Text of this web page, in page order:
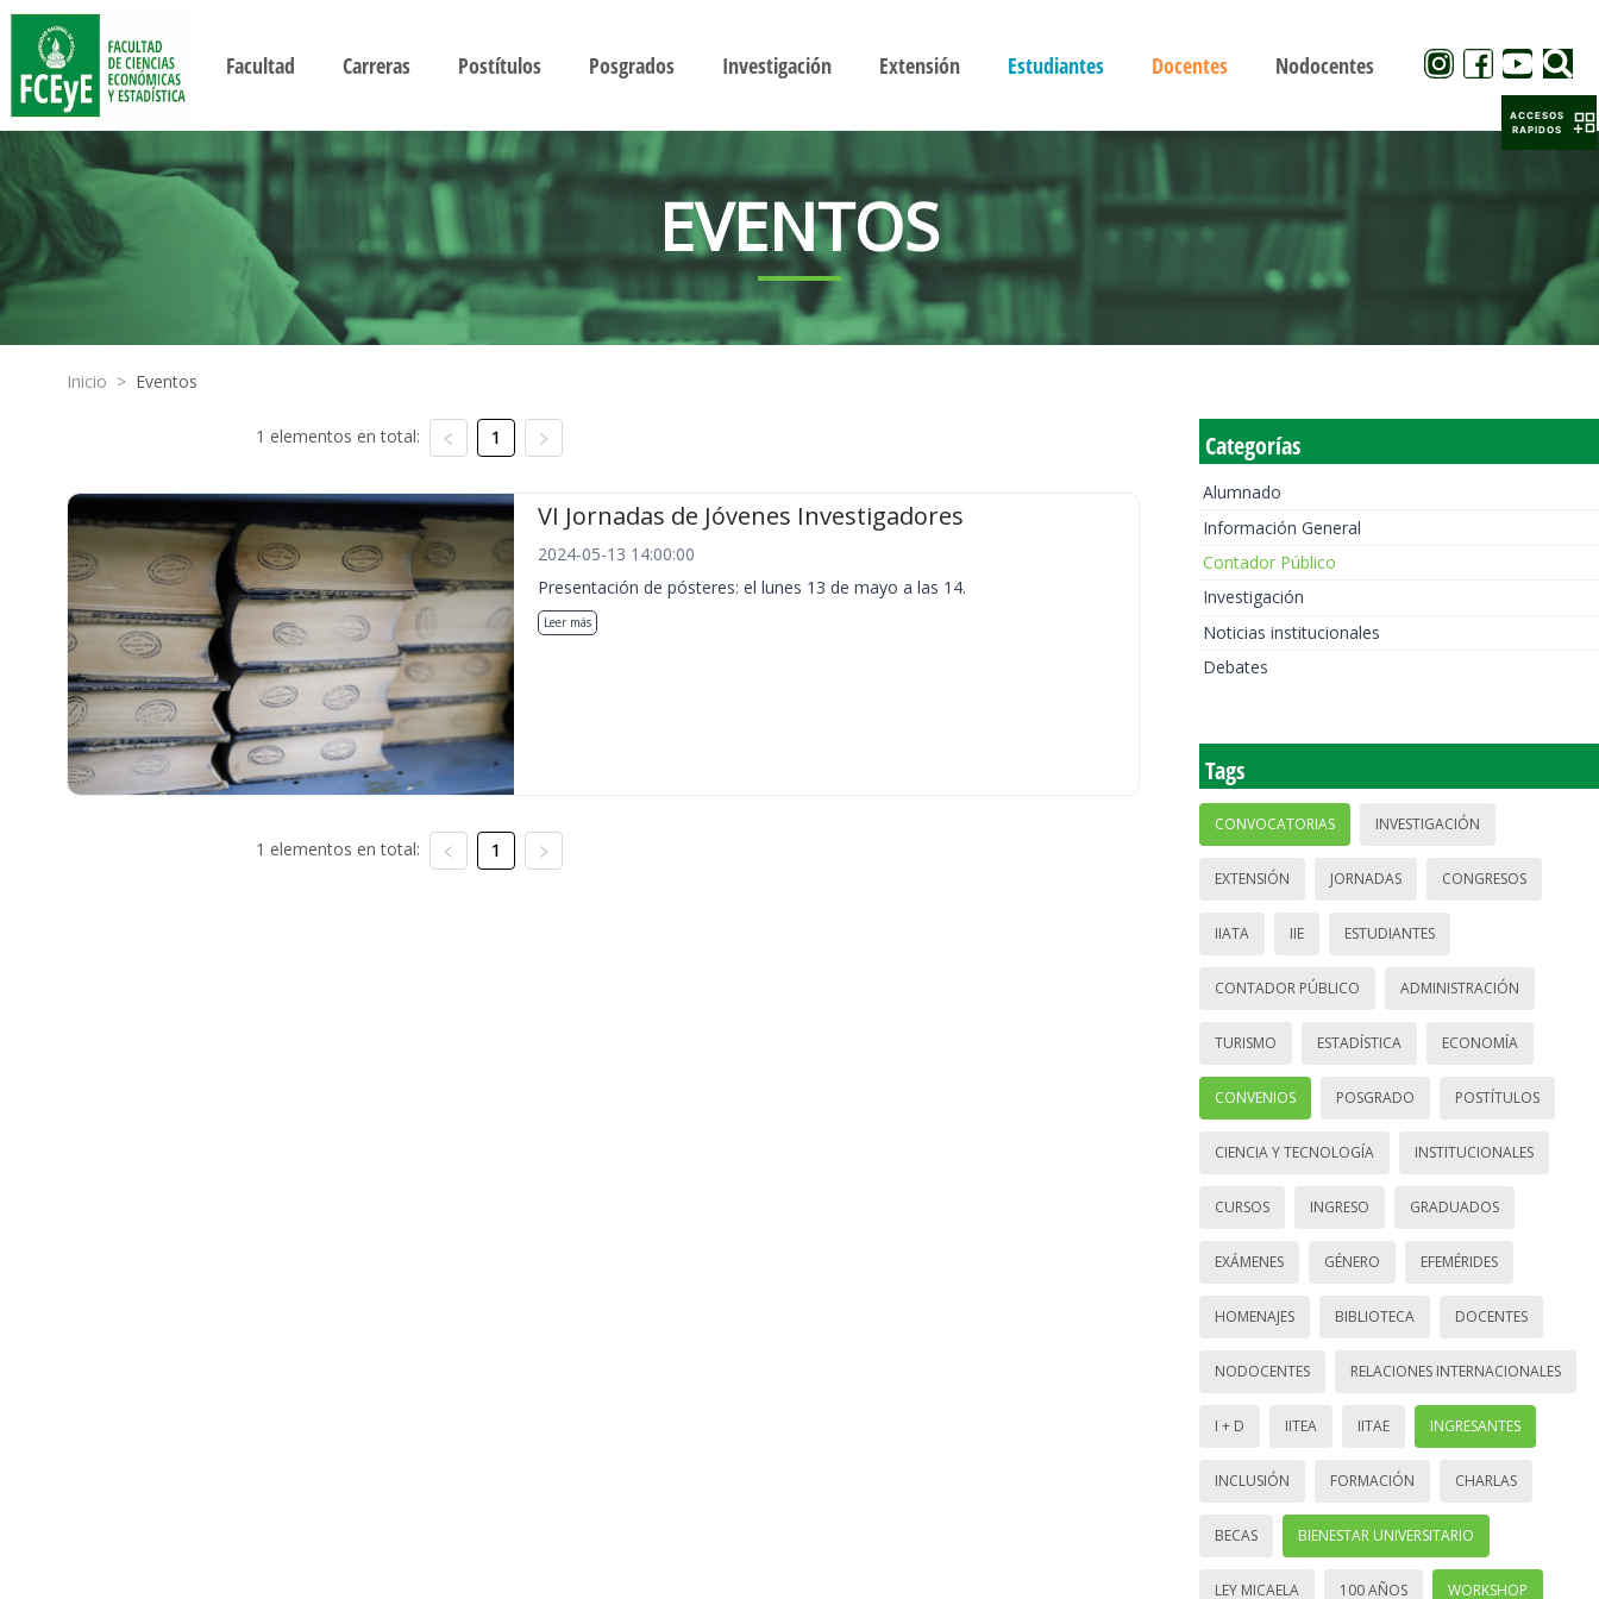
Facultad Carreras Postítulos Posgrados Investigación Extensión Estudiantes Docentes Nodocentes
EVENTOS
Inicio > Eventos
1 elementos en total: 1
VI Jornadas de Jóvenes Investigadores
2024-05-13 14:00:00
Presentación de pósteres: el lunes 13 de mayo a las 14.
Leer más
1 elementos en total: 1
Categorías
Alumnado
Información General
Contador Público
Investigación
Noticias institucionales
Debates
Tags
CONVOCATORIAS INVESTIGACIÓN
EXTENSIÓN JORNADAS CONGRESOS
IIATA IIE ESTUDIANTES
CONTADOR PÚBLICO ADMINISTRACIÓN
TURISMO ESTADÍSTICA ECONOMÍA
CONVENIOS POSGRADO POSTÍTULOS
CIENCIA Y TECNOLOGÍA INSTITUCIONALES
CURSOS INGRESO GRADUADOS
EXÁMENES GÉNERO EFEMÉRIDES
HOMENAJES BIBLIOTECA DOCENTES
NODOCENTES RELACIONES INTERNACIONALES
I + D IITEA IITAE INGRESANTES
INCLUSIÓN FORMACIÓN CHARLAS
BECAS BIENESTAR UNIVERSITARIO
LEY MICAELA 100 AÑOS WORKSHOP
ACCESOS
RAPIDOS